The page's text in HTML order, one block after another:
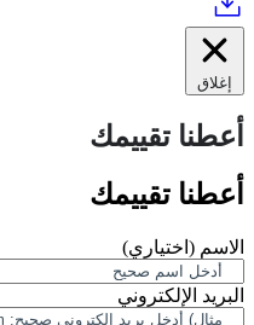
إغلاق
أعطنا تقييمك
أعطنا تقييمك
الاسم (اختياري)
البريد الإلكتروني